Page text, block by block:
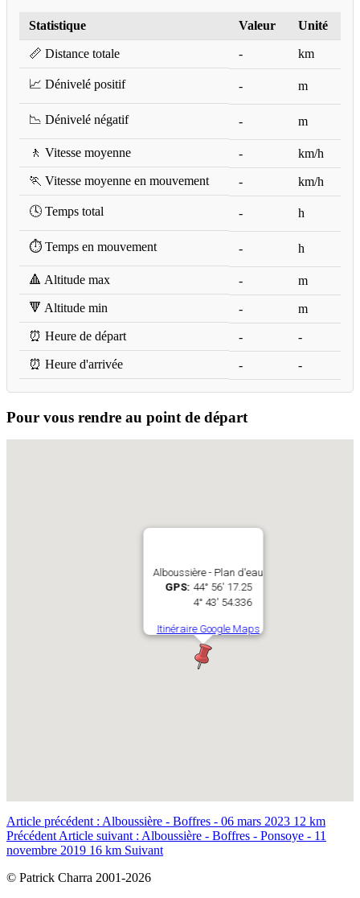
Statistique Valeur Unité
📏 Distance totale - km
📈 Dénivelé positif - m
📉 Dénivelé négatif - m
🚶 Vitesse moyenne -
km/h
🏃 Vitesse moyenne en mouvement
- km/h
🕓 Temps total - h
⏱️ Temps en mouvement - h
🔺 Altitude max -
m
🔻 Altitude min
-
m
⏰ Heure de départ
-
-
⏰ Heure d'arrivée
- -
Pour vous rendre au point de départ
Alboussière - Plan d'eau
GPS: 44° 56' 17.25
4° 43' 54.336
Itinéraire Google Maps
Article précédent : Alboussière - Boffres - 06 mars 2023 12 km
Précédent Article suivant : Alboussière - Boffres - Ponsoye - 11
novembre 2019 16 km Suivant
© Patrick Charra 2001-2026